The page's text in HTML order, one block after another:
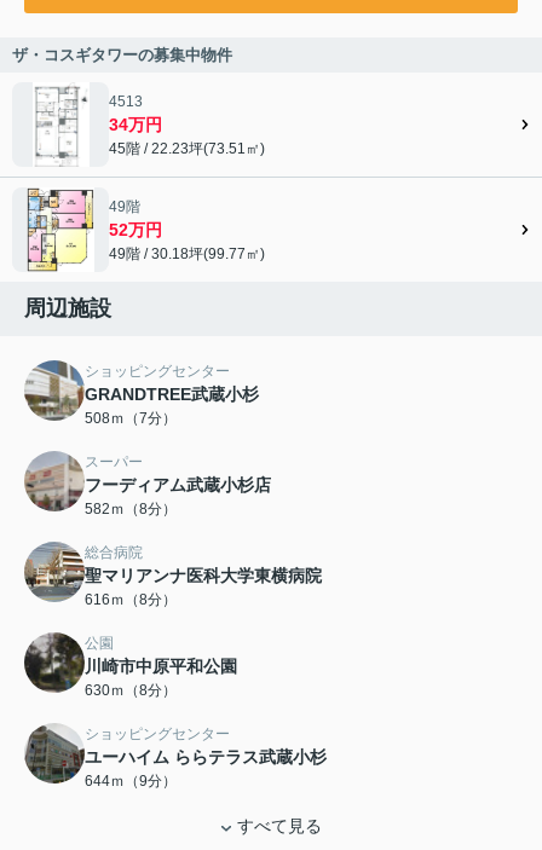
ザ・コスギタワーの募集中物件
4513
34万円
45階 / 22.23坪(73.51㎡)
49階
52万円
49階 / 30.18坪(99.77㎡)
周辺施設
ショッピングセンター
GRANDTREE武蔵小杉
508ｍ（7分）
スーパー
フーディアム武蔵小杉店
582ｍ（8分）
総合病院
聖マリアンナ医科大学東横病院
616ｍ（8分）
公園
川崎市中原平和公園
630ｍ（8分）
ショッピングセンター
ユーハイム ららテラス武蔵小杉
644ｍ（9分）
すべて見る